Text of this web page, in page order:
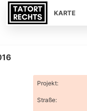
KARTE
Projekt:
Straße: